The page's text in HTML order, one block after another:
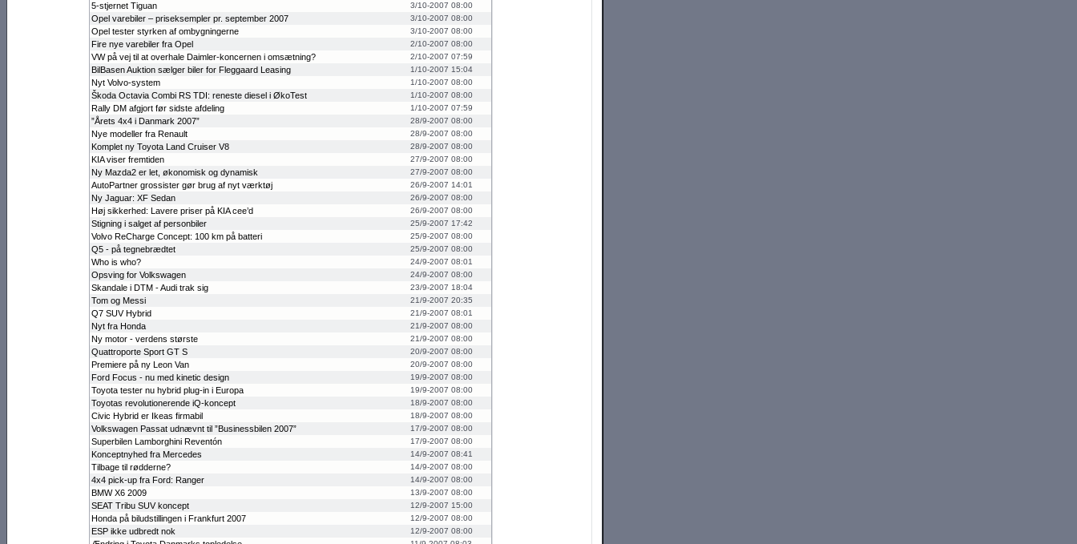
5-stjernet Tiguan 3/10-2007 08:00
Opel varebiler – priseksempler pr. september 2007 3/10-2007 08:00
Opel tester styr­ken af ombyg­ningerne 3/10-2007 08:00
Fire nye varebiler fra Opel 2/10-2007 08:00
VW på vej til at overhale Daimler-koncernen i omsætning? 2/10-2007 07:59
BilBasen Auktion sælger biler for Fleggaard Leasing 1/10-2007 15:04
Nyt Volvo-system 1/10-2007 08:00
Škoda Octavia Combi RS TDI: reneste diesel i ØkoTest 1/10-2007 08:00
Rally DM afgjort før sidste afdeling 1/10-2007 07:59
”Årets 4x4 i Danmark 2007” 28/9-2007 08:00
Nye modeller fra Renault 28/9-2007 08:00
Komplet ny Toyota Land Cruiser V8 28/9-2007 08:00
KIA viser fremtiden 27/9-2007 08:00
Ny Mazda2 er let, økonomisk og dynamisk 27/9-2007 08:00
AutoPartner grossister gør brug af nyt værktøj 26/9-2007 14:01
Ny Jaguar: XF Sedan 26/9-2007 08:00
Høj sikkerhed: Lavere priser på KIA cee’d 26/9-2007 08:00
Stigning i salget af personbiler 25/9-2007 17:42
Volvo ReCharge Concept: 100 km på batteri 25/9-2007 08:00
Q5 - på tegnebrædtet 25/9-2007 08:00
Who is who? 24/9-2007 08:01
Opsving for Volkswagen 24/9-2007 08:00
Skandale i DTM - Audi trak sig 23/9-2007 18:04
Tom og Messi 21/9-2007 20:35
Q7 SUV Hybrid 21/9-2007 08:01
Nyt fra Honda 21/9-2007 08:00
Ny motor - verdens største 21/9-2007 08:00
Quattroporte Sport GT S 20/9-2007 08:00
Premiere på ny Leon Van 20/9-2007 08:00
Ford Focus - nu med kinetic design 19/9-2007 08:00
Toyota tester nu hybrid plug-in i Europa 19/9-2007 08:00
Toyotas revolu­tionerende iQ-koncept 18/9-2007 08:00
Civic Hybrid er Ikeas firmabil 18/9-2007 08:00
Volkswagen Passat udnævnt til ”Business­bilen 2007” 17/9-2007 08:00
Superbilen Lamborghini Reventón 17/9-2007 08:00
Konceptnyhed fra Mercedes 14/9-2007 08:41
Tilbage til rødderne? 14/9-2007 08:00
4x4 pick-up fra Ford: Ranger 14/9-2007 08:00
BMW X6 2009 13/9-2007 08:00
SEAT Tribu SUV koncept 12/9-2007 15:00
Honda på biludstillingen i Frankfurt 2007 12/9-2007 08:00
ESP ikke udbredt nok 12/9-2007 08:00